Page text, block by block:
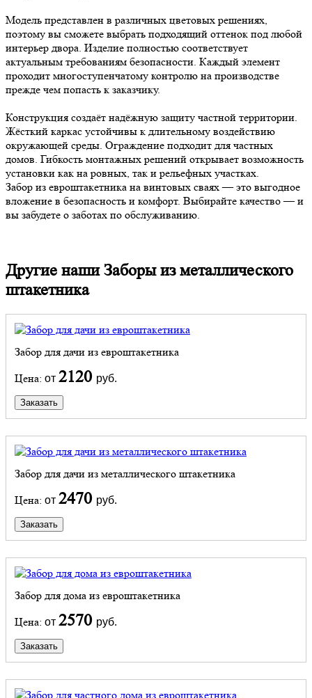
Модель представлен в различных цветовых решениях,
поэтому вы сможете выбрать подходящий оттенок под любой
интерьер двора. Изделие полностью соответствует
актуальным требованиям безопасности. Каждый элемент
проходит многоступенчатому контролю на производстве
прежде чем попасть к заказчику.
Конструкция создаёт надёжную защиту частной территории.
Жёсткий каркас устойчивы к длительному воздействию
окружающей среды. Ограждение подходит для частных
домов. Гибкость монтажных решений открывает возможность
установки как на ровных, так и рельефных участках.
Забор из евроштакетника на винтовых сваях — это выгодное
вложение в безопасность и комфорт. Выбирайте качество — и
вы забудете о заботах по обслуживанию.
Другие наши Заборы из металлического
штакетника
Забор для дачи из евроштакетника
Цена: от 2120 руб.
Заказать
Забор для дачи из металлического штакетника
Цена: от 2470 руб.
Заказать
Забор для дома из евроштакетника
Цена: от 2570 руб.
Заказать